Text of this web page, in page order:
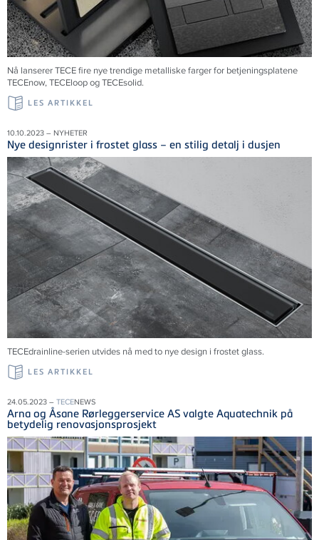
Nå lanserer TECE fire nye trendige metalliske farger for betjeningsplatene
TECEnow, TECEloop og TECEsolid.
LES ARTIKKEL
10.10.2023 – NYHETER
Nye designrister i frostet glass – en stilig detalj i dusjen
TECEdrainline-serien utvides nå med to nye design i frostet glass.
LES ARTIKKEL
24.05.2023 – TECENEWS
Arna og Åsane Rørleggerservice AS valgte Aquatechnik på
betydelig renovasjonsprosjekt